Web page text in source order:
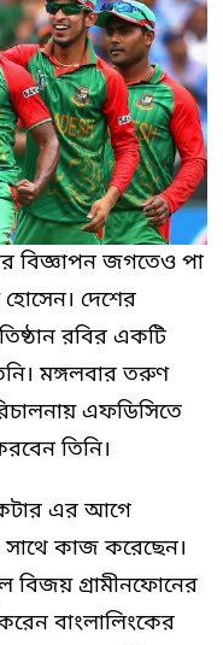
বিজ্ঞাপন জগতেও পা
দেশের
রবির একটি
মঙ্গলবার তরুণ
এফডিসিতে
তিনি।
এর আগে
সাথে কাজ করেছেন।
গ্রামীনফোনের
বাংলালিংকের